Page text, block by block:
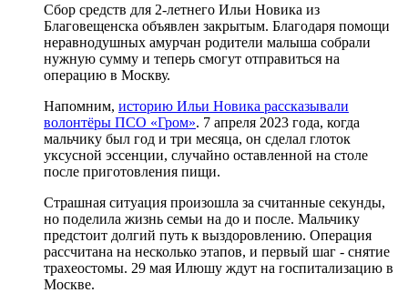
Сбор средств для 2-летнего Ильи Новика из
Благовещенска объявлен закрытым. Благодаря помощи
неравнодушных амурчан родители малыша собрали
нужную сумму и теперь смогут отправиться на
операцию в Москву.
Напомним, историю Ильи Новика рассказывали
волонтёры ПСО «Гром». 7 апреля 2023 года, когда
мальчику был год и три месяца, он сделал глоток
уксусной эссенции, случайно оставленной на столе
после приготовления пищи.
Страшная ситуация произошла за считанные секунды,
но поделила жизнь семьи на до и после. Мальчику
предстоит долгий путь к выздоровлению. Операция
рассчитана на несколько этапов, и первый шаг - снятие
трахеостомы. 29 мая Илюшу ждут на госпитализацию в
Москве.